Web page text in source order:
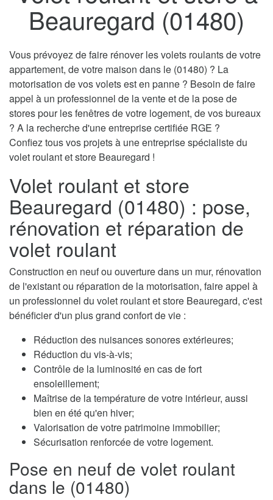
Beauregard (01480)
Vous prévoyez de faire rénover les volets roulants de votre
appartement, de votre maison dans le (01480) ? La
motorisation de vos volets est en panne ? Besoin de faire
appel à un professionnel de la vente et de la pose de
stores pour les fenêtres de votre logement, de vos bureaux
? A la recherche d'une entreprise certifiée RGE ?
Confiez tous vos projets à une entreprise spécialiste du
volet roulant et store Beauregard !
Volet roulant et store
Beauregard (01480) : pose,
rénovation et réparation de
volet roulant
Construction en neuf ou ouverture dans un mur, rénovation
de l'existant ou réparation de la motorisation, faire appel à
un professionnel du volet roulant et store Beauregard, c'est
bénéficier d'un plus grand confort de vie :
Réduction des nuisances sonores extérieures;
Réduction du vis-à-vis;
Contrôle de la luminosité en cas de fort
ensoleillement;
Maîtrise de la température de votre intérieur, aussi
bien en été qu'en hiver;
Valorisation de votre patrimoine immobilier;
Sécurisation renforcée de votre logement.
Pose en neuf de volet roulant
dans le (01480)